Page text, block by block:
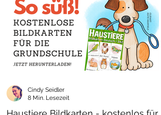
Cindy Seidler
8 Min. Lesezeit